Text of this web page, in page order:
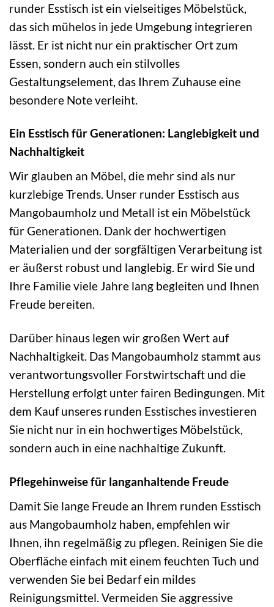
runder Esstisch ist ein vielseitiges Möbelstück,
das sich mühelos in jede Umgebung integrieren
lässt. Er ist nicht nur ein praktischer Ort zum
Essen, sondern auch ein stilvolles
Gestaltungselement, das Ihrem Zuhause eine
besondere Note verleiht.
Ein Esstisch für Generationen: Langlebigkeit und
Nachhaltigkeit
Wir glauben an Möbel, die mehr sind als nur
kurzlebige Trends. Unser runder Esstisch aus
Mangobaumholz und Metall ist ein Möbelstück
für Generationen. Dank der hochwertigen
Materialien und der sorgfältigen Verarbeitung ist
er äußerst robust und langlebig. Er wird Sie und
Ihre Familie viele Jahre lang begleiten und Ihnen
Freude bereiten.
Darüber hinaus legen wir großen Wert auf
Nachhaltigkeit. Das Mangobaumholz stammt aus
verantwortungsvoller Forstwirtschaft und die
Herstellung erfolgt unter fairen Bedingungen. Mit
dem Kauf unseres runden Esstisches investieren
Sie nicht nur in ein hochwertiges Möbelstück,
sondern auch in eine nachhaltige Zukunft.
Pflegehinweise für langanhaltende Freude
Damit Sie lange Freude an Ihrem runden Esstisch
aus Mangobaumholz haben, empfehlen wir
Ihnen, ihn regelmäßig zu pflegen. Reinigen Sie die
Oberfläche einfach mit einem feuchten Tuch und
verwenden Sie bei Bedarf ein mildes
Reinigungsmittel. Vermeiden Sie aggressive